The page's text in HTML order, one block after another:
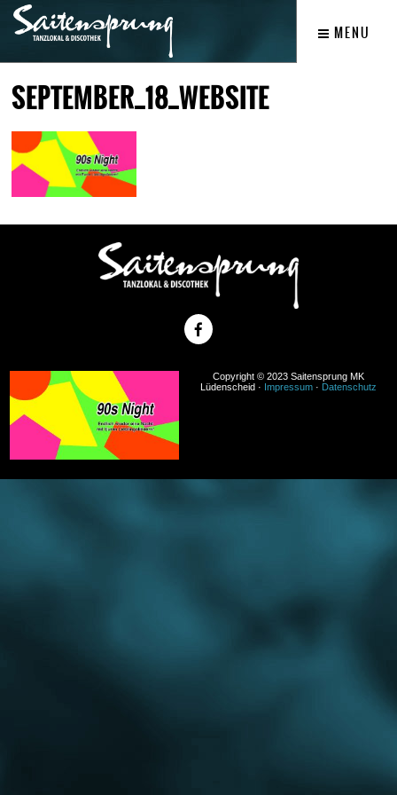
MENU
SEPTEMBER_18_WEBSITE
Copyright © 2023 Saitensprung MK
Lüdenscheid · Impressum · Datenschutz